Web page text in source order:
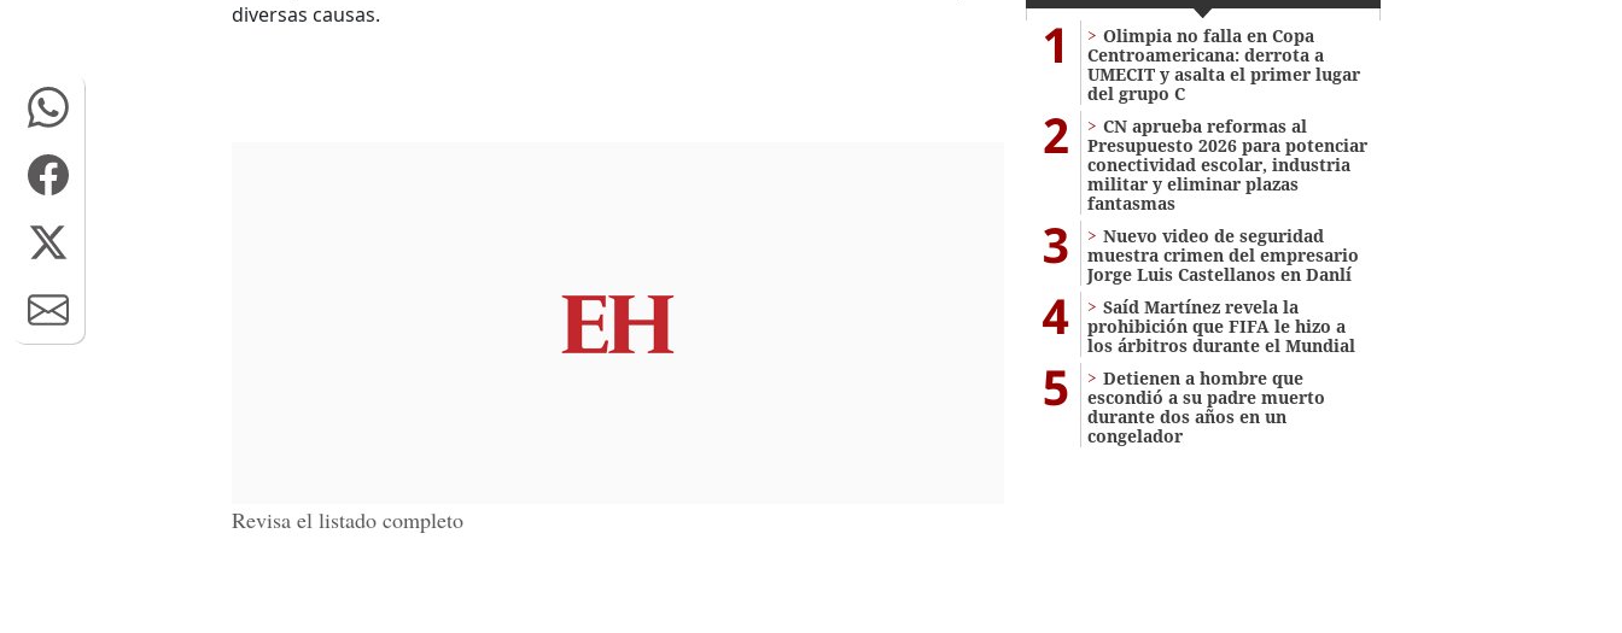
diversas causas.
Revisa el listado completo
1
Olimpia no falla en Copa
Centroamericana: derrota a
UMECIT y asalta el primer lugar
del grupo C
2
CN aprueba reformas al
Presupuesto 2026 para potenciar
conectividad escolar, industria
militar y eliminar plazas
fantasmas
3
Nuevo video de seguridad
muestra crimen del empresario
Jorge Luis Castellanos en Danlí
4
Saíd Martínez revela la
prohibición que FIFA le hizo a
los árbitros durante el Mundial
5
Detienen a hombre que
escondió a su padre muerto
durante dos años en un
congelador